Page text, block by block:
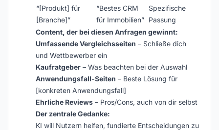
“[Produkt] für
[Branche]”
“Bestes CRM
für Immobilien”
Spezifische
Passung
Content, der bei diesen Anfragen gewinnt:
Umfassende Vergleichsseiten – Schließe dich
und Wettbewerber ein
Kaufratgeber – Was beachten bei der Auswahl
Anwendungsfall-Seiten – Beste Lösung für
[konkreten Anwendungsfall]
Ehrliche Reviews – Pros/Cons, auch von dir selbst
Der zentrale Gedanke:
KI will Nutzern helfen, fundierte Entscheidungen zu